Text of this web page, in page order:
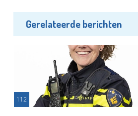
Gerelateerde berichten
112